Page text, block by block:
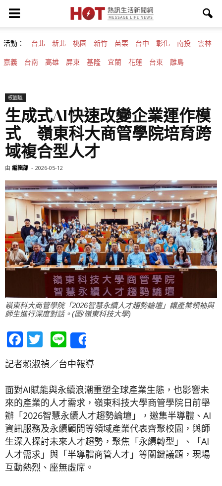
活動： 台北 新北 桃園 新竹 苗栗 台中 彰化 南投 雲林
嘉義 台南 高雄 屏東 基隆 宜蘭 花蓮 台東 離島
校園區
生成式AI快速改變企業運作模
式 嶺東科大商管學院培育跨
域複合型人才
由 編輯部 - 2026-05-12
嶺東科大商管學院「2026智慧永續人才趨勢論壇」讓產業領袖與
師生進行深度對話。(圖/嶺東科技大學)
Facebook
Twitter
Line
記者賴淑禎／台中報導
面對AI賦能與永續浪潮重塑全球產業生態，也影響未
來的產業的人才需求，嶺東科技大學商管學院日前舉
辦「2026智慧永續人才趨勢論壇」，邀集半導體、AI
資訊服務及永續顧問等領域產業代表齊聚校園，與師
生深入探討未來人才趨勢，聚焦「永續轉型」、「AI
人才需求」與「半導體商管人才」等關鍵議題，現場
互動熱烈、座無虛席。